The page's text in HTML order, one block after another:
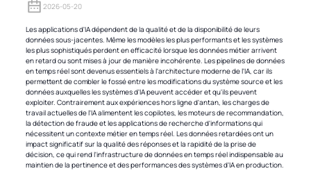
2026-05-20
Les applications d'IA dépendent de la qualité et de la disponibilité de leurs
données sous-jacentes. Même les modèles les plus performants et les systèmes
les plus sophistiqués perdent en efficacité lorsque les données métier arrivent
en retard ou sont mises à jour de manière incohérente. Les pipelines de données
en temps réel sont devenus essentiels à l'architecture moderne de l'IA, car ils
permettent de combler le fossé entre les modifications du système source et les
données auxquelles les systèmes d'IA peuvent accéder et qu'ils peuvent
exploiter. Contrairement aux expériences hors ligne d'antan, les charges de
travail actuelles de l'IA alimentent les copilotes, les moteurs de recommandation,
la détection de fraude et les applications de recherche d'informations qui
nécessitent un contexte métier en temps réel. Les données retardées ont un
impact significatif sur la qualité des réponses et la rapidité de la prise de
décision, ce qui rend l'infrastructure de données en temps réel indispensable au
maintien de la pertinence et des performances des systèmes d'IA en production.